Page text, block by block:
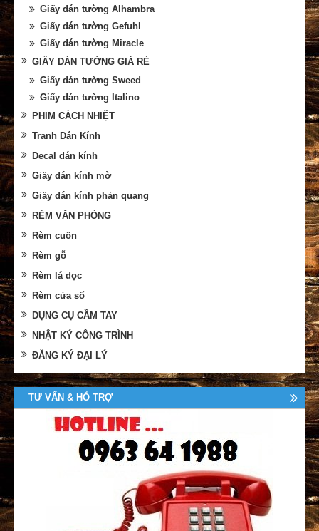
Giấy dán tường Alhambra
Giấy dán tường Gefuhl
Giấy dán tường Miracle
GIẤY DÁN TƯỜNG GIÁ RẺ
Giấy dán tường Sweed
Giấy dán tường Italino
PHIM CÁCH NHIỆT
Tranh Dán Kính
Decal dán kính
Giấy dán kính mờ
Giấy dán kính phản quang
RÈM VĂN PHÒNG
Rèm cuốn
Rèm gỗ
Rèm lá dọc
Rèm cửa sổ
DỤNG CỤ CẦM TAY
NHẬT KÝ CÔNG TRÌNH
ĐĂNG KÝ ĐẠI LÝ
TƯ VẤN & HỖ TRỢ